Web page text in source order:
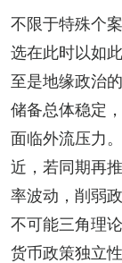
不限于特殊个
选在此时以如
至是地缘政治
储备总体稳定
面临外流压力
近，若同期再
率波动，削弱
不可能三角理
货币政策独立